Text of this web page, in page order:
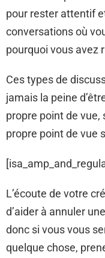
pour rester attentif
conversations où
pourquoi vous avez
Ces types de
jamais la peine
propre point de vue,
propre point de vue
L’écoute de votre
d’aider à annuler
donc si vous vous
quelque chose,